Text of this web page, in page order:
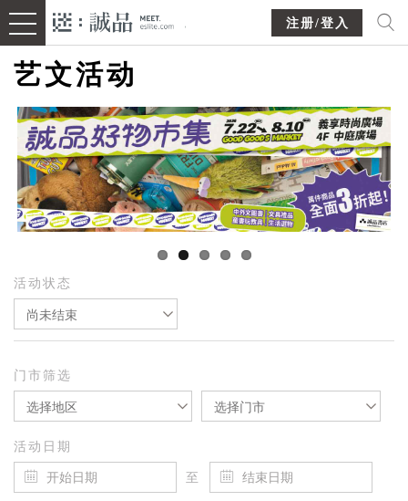
注册/登入
艺文活动
活动状态
尚未结束
门市筛选
选择地区 选择门市
活动日期
至